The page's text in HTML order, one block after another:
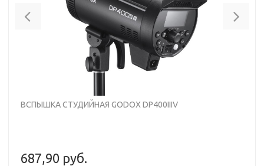
Previous
ВСПЫШКА СТУДИЙНАЯ GODOX DP400IIIV
687,90 руб.